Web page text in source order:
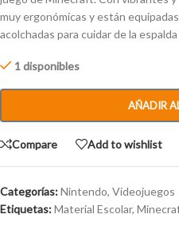
muy ergonómicas y están
acolchadas para cuidar de la
1 disponibles
AÑADIR
Compare Add to wishlist
Categorías:Nintendo, Videojuegos
Etiquetas:Material Escolar,